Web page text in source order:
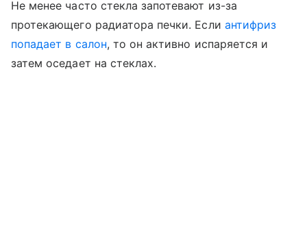
Не менее часто стекла запотевают из-за
протекающего радиатора печки. Если антифриз
попадает в салон, то он активно испаряется и
затем оседает на стеклах.